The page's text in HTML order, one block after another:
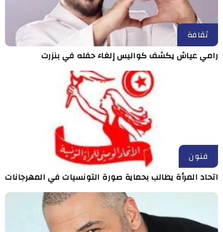
ثقافة
رامي عياش يكشف كواليس إلغاء حفله في بنزرت
فنون
اتحاد المرأة يطالب بحماية صورة التونسيات في المهرجانات